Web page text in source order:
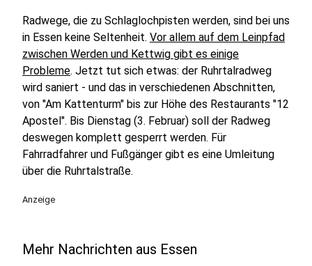
Radwege, die zu Schlaglochpisten werden, sind bei uns
in Essen keine Seltenheit. Vor allem auf dem Leinpfad
zwischen Werden und Kettwig gibt es einige
Probleme. Jetzt tut sich etwas: der Ruhrtalradweg
wird saniert - und das in verschiedenen Abschnitten,
von "Am Kattenturm" bis zur Höhe des Restaurants "12
Apostel". Bis Dienstag (3. Februar) soll der Radweg
deswegen komplett gesperrt werden. Für
Fahrradfahrer und Fußgänger gibt es eine Umleitung
über die Ruhrtalstraße.
Anzeige
Mehr Nachrichten aus Essen